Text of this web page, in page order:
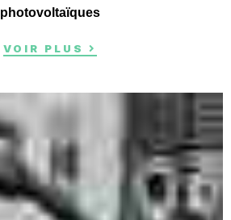
photovoltaïques
VOIR PLUS